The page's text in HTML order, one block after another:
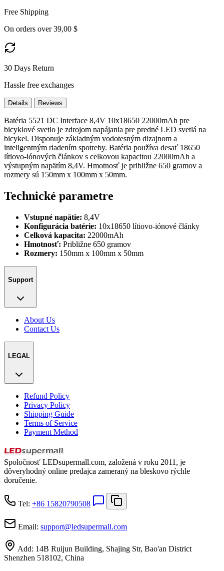
Free Shipping
On orders over 39,00 $
30 Days Return
Hassle free exchanges
Details Reviews
Batéria 5521 DC Interface 8,4V 10x18650 22000mAh pre
bicyklové svetlo je zdrojom napájania pre predné LED svetlá na
bicykel. Disponuje základným vodotesným dizajnom a
inteligentným riadením spotreby. Batéria používa desať 18650
lítiovo-iónových článkov s celkovou kapacitou 22000mAh a
výstupným napätím 8,4V. Hmotnosť je približne 650 gramov a
rozmery sú 150mm x 100mm x 50mm.
Technické parametre
Vstupné napätie: 8,4V
Konfigurácia batérie: 10x18650 lítiovo-iónové články
Celková kapacita: 22000mAh
Hmotnosť: Približne 650 gramov
Rozmery: 150mm x 100mm x 50mm
Support
About Us
Contact Us
LEGAL
Refund Policy
Privacy Policy
Shipping Guide
Terms of Service
Payment Method
Spoločnosť LEDsupermall.com, založená v roku 2011, je
dôveryhodný online predajca zameraný na bleskovo rýchle
doručenie.
Tel: +86 15820790508
Email: support@ledsupermall.com
Add: 14B Ruijun Building, Shajing Str, Bao'an District
Shenzhen 518102, China